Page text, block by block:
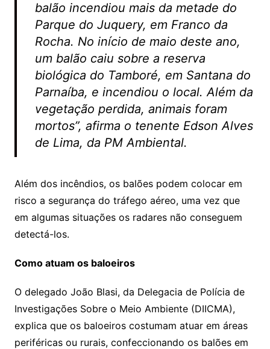
balão incendiou mais da metade do
Parque do Juquery, em Franco da
Rocha. No início de maio deste ano,
um balão caiu sobre a reserva
biológica do Tamboré, em Santana do
Parnaíba, e incendiou o local. Além da
vegetação perdida, animais foram
mortos”, afirma o tenente Edson Alves
de Lima, da PM Ambiental.
Além dos incêndios, os balões podem colocar em
risco a segurança do tráfego aéreo, uma vez que
em algumas situações os radares não conseguem
detectá-los.
Como atuam os baloeiros
O delegado João Blasi, da Delegacia de Polícia de
Investigações Sobre o Meio Ambiente (DIICMA),
explica que os baloeiros costumam atuar em áreas
periféricas ou rurais, confeccionando os balões em